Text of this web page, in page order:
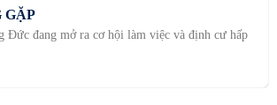
GẶP
Đức đang mở ra cơ hội làm việc và định cư hấp